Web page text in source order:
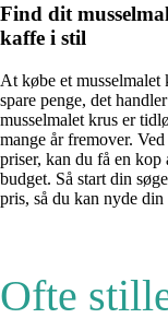
Find dit
kaffe i stil
At købe et
spare penge, det
musselmalet krus er
mange år fremover.
priser, kan du få en
budget. Så start din
pris, så du kan nyde
Ofte